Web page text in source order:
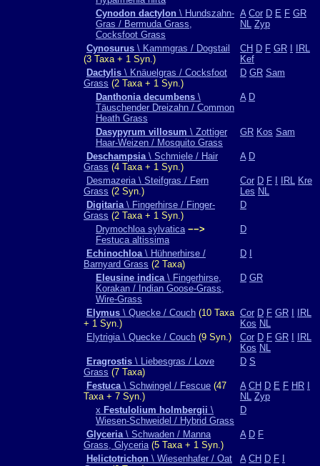
Cynodon dactylon \ Hundszahn-
Gras / Bermuda Grass,
Cocksfoot Grass
A Cor D E F GR
NL Zyp
Cynosurus \ Kammgras / Dogstail
(3 Taxa + 1 Syn.)
CH D F GR
IRL
Kef
Dactylis \ Knäuelgras / Cocksfoot
Grass (2 Taxa + 1 Syn.)
D GR Sam
Danthonia decumbens \
Täuschender Dreizahn / Common
Heath Grass
A D
Dasypyrum villosum \ Zottiger
Haar-Weizen / Mosquito Grass
GR Kos Sam
Deschampsia\ Schmiele / Hair
Grass (4 Taxa + 1 Syn.)
A D
Desmazeria \ Steifgras / Fern
Grass (2 Syn.)
Cor D F IRL Kre
Les NL
Digitaria\ Fingerhirse / Finger-
Grass (2 Taxa + 1 Syn.)
D
Drymochloa sylvatica −−>
Festuca altissima
D
Echinochloa\ Hühnerhirse /
Barnyard Grass (2 Taxa)
D
Eleusine indica\ Fingerhirse,
Korakan / Indian Goose-Grass,
Wire-Grass
D GR
Elymus \ Quecke / Couch (10 Taxa
+ 1 Syn.)
Cor D F GR
IRL
Kos NL
Elytrigia \ Quecke / Couch (9 Syn.) Cor D F GR
IRL
Kos NL
Eragrostis \ Liebesgras / Love
Grass (7 Taxa)
D S
Festuca\ Schwingel / Fescue (47
Taxa + 7 Syn.)
A CH D E F HR
NL Zyp
x Festulolium holmbergii \
Wiesen-Schweidel / Hybrid Grass
D
Glyceria\ Schwaden / Manna
Grass, Glyceria(5 Taxa + 1 Syn.)
A D F
Helictotrichon \ Wiesenhafer / Oat
A CH D F